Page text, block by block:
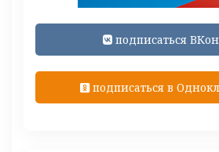
подписаться
подписаться в